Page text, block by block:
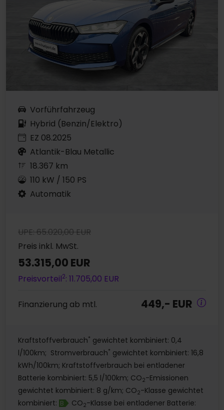
Vorführfahrzeug
Hybrid (Benzin/Elektro)
EZ 08.2025
Atlantik-Blau Metallic
18.367 km
110 kW / 150 PS
Automatik
UPE: 65.020,00 EUR
Preis inkl. MwSt.
53.315,00 EUR
Preisvorteil2: 11.705,00 EUR
Finanzierung ab mtl. 449,- EUR
Kraftstoffverbrauch* gewichtet kombiniert: 0,4
l/100km; Stromverbrauch* gewichtet kombiniert: 16,8
kWh/100km; Kraftstoffverbrauch bei entladener
Batterie kombiniert: 5,5 l/100km; CO2-Emissionen
gewichtet kombiniert: 8 g/km; CO2-Klasse gewichtet
kombiniert: B CO2-Klasse bei entladener Batterie: